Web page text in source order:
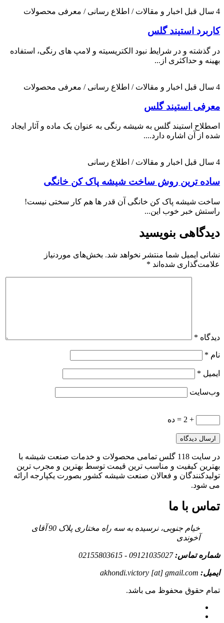
4 سال قبل اخبار و مقالات / اطلاع رسانی / معرفی محصولات
کاربرد استیند گلس
در گذشته و در شرایط نبود الکتریسیته و لامپ های رنگی، استفاده
بهینه و حداکثری از...
4 سال قبل اخبار و مقالات / اطلاع رسانی / معرفی محصولات
معرفی استیند گلس
اصطلاح استیند گلس به شیشه رنگی به عنوان یک ماده و آثار ایجاد
شده از آن اشاره دارد....
4 سال قبل اخبار و مقالات / اطلاع رسانی
ساده ترین روش ساخت شیشه پاک کن خانگی
ساخت شیشه پاک کن خانگی آن قدر ها هم کار سختی نیست!
راستش خبر خوب این...
دیدگاهی بنویسید
نشانی ایمیل شما منتشر نخواهد شد. بخش‌های موردنیاز
علامت‌گذاری شده‌اند *
دیدگاه *
نام *
ایمیل *
وب‌سایت
+ 2 = ده
در سایت 118 گلس تمامی محصولات و خدمات صنعت شیشه با
بهترین کیفیت و مناسب ترین قیمت توسط بهترین و مجرب ترین
تولیدکنندگان و فعالان صنعت شیشه کشور بصورت یکپارجه ارائه
می شود.
تماس با ما
خیام جنوبی، نرسیده به سه راه مختاری پلاک 90 آقای
آخوندی
شماره تماس:09121035027 - 02155803615
ایمیل: akhondi.victory [at] gmail.com
تمام حقوق محفوظ می باشد.